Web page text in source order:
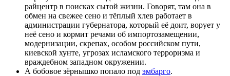
райцентр в поисках сытой жизни. Говорят, там она в
обмен на свежее сено и тёплый хлев работает в
администрации губернатора, который её доит, ворует у
неё сено и кормит речами об импортозамещении,
модернизации, скрепах, особом российском пути,
киевской хунте, угрозах исламского терроризма и
враждебном западном окружении.
А бобовое зёрнышко попало под эмбарго.